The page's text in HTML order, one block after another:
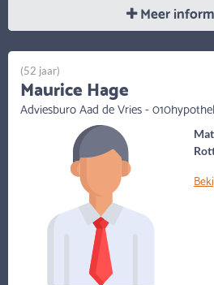
Meer
(52 jaar)
Maurice Hage
Adviesburo Aad de Vries -